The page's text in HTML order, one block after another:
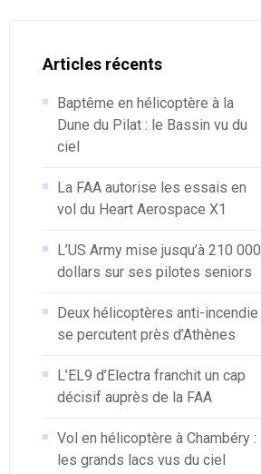
Articles récents
Baptême en hélicoptère à la
Dune du Pilat : le Bassin vu du
ciel
La FAA autorise les essais en
vol du Heart Aerospace X1
L’US Army mise jusqu’à 210 000
dollars sur ses pilotes seniors
Deux hélicoptères anti-incendie
se percutent près d’Athènes
L’EL9 d’Electra franchit un cap
décisif auprès de la FAA
Vol en hélicoptère à Chambéry :
les grands lacs vus du ciel